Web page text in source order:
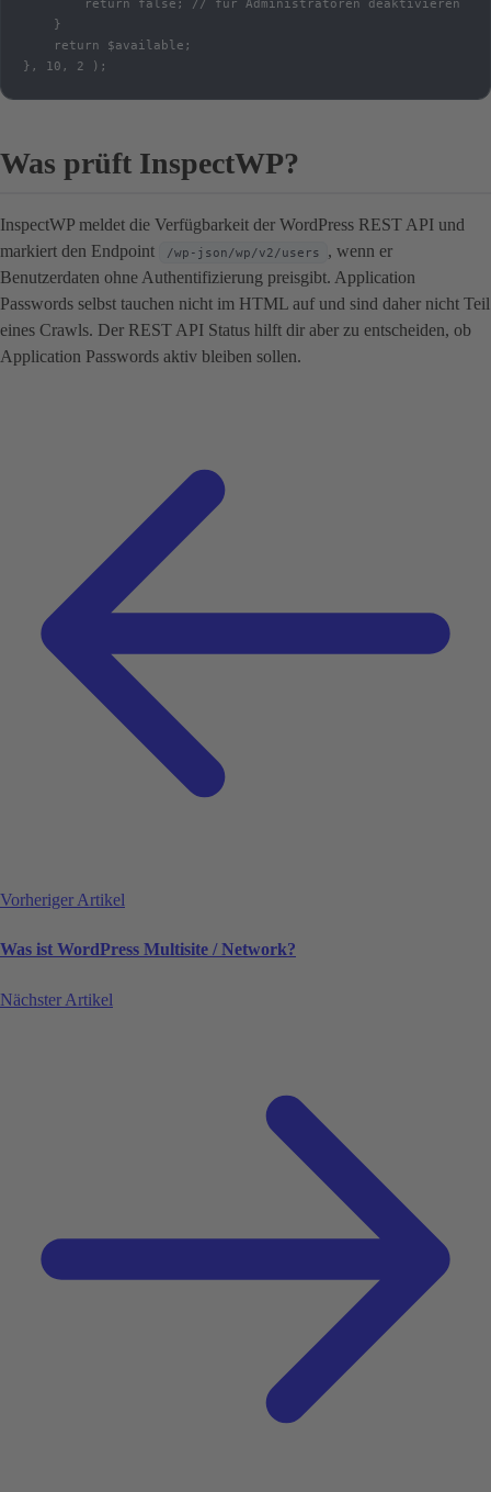
        return false; // für Administratoren deaktivieren
    }
    return $available;
}, 10, 2 );
Was prüft InspectWP?
InspectWP meldet die Verfügbarkeit der WordPress REST API und
markiert den Endpoint
/wp-json/wp/v2/users
, wenn er
Benutzerdaten ohne Authentifizierung preisgibt. Application
Passwords selbst tauchen nicht im HTML auf und sind daher nicht Teil
eines Crawls. Der REST API Status hilft dir aber zu entscheiden, ob
Application Passwords aktiv bleiben sollen.
Vorheriger Artikel
Was ist WordPress Multisite / Network?
Nächster Artikel